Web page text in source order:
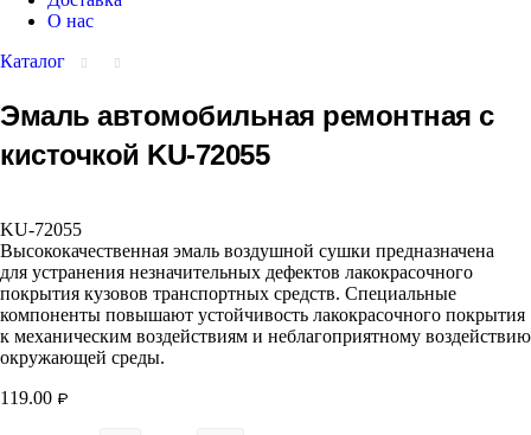
О нас
Каталог
Эмаль автомобильная ремонтная с
кисточкой KU-72055
KU-72055
Высококачественная эмаль воздушной сушки предназначена
для устранения незначительных дефектов лакокрасочного
покрытия кузовов транспортных средств. Специальные
компоненты повышают устойчивость лакокрасочного покрытия
к механическим воздействиям и неблагоприятному воздействию
окружающей среды.
119.00 ₽